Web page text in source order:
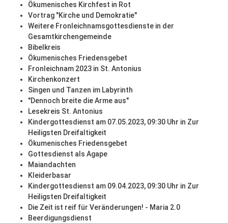
Ökumenisches Kirchfest in Rot
Vortrag "Kirche und Demokratie"
Weitere Fronleichnamsgottesdienste in der
Gesamtkirchengemeinde
Bibelkreis
Ökumenisches Friedensgebet
Fronleichnam 2023 in St. Antonius
Kirchenkonzert
Singen und Tanzen im Labyrinth
"Dennoch breite die Arme aus"
Lesekreis St. Antonius
Kindergottesdienst am 07.05.2023, 09:30 Uhr in Zur
Heiligsten Dreifaltigkeit
Ökumenisches Friedensgebet
Gottesdienst als Agape
Maiandachten
Kleiderbasar
Kindergottesdienst am 09.04.2023, 09:30 Uhr in Zur
Heiligsten Dreifaltigkeit
Die Zeit ist reif für Veränderungen! - Maria 2.0
Beerdigungsdienst